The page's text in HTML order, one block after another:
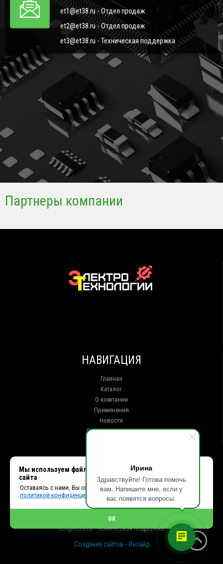
Ирина
Здравствуйте! Готова помочь
вам. Напишите мне, если у
вас появятся вопросы.
et1@et38.ru - Отдел продаж
et2@et38.ru - Отдел продаж
et3@et38.ru - Техническая поддержка
Партнеры компании
НАВИГАЦИЯ
Главная
Каталог
О компании
Применения
Новости
Доставка и оплата
г. Иркутск ул. Клары Цеткин, 16, офис 15
+7 (914) 010-76-83, 8 (3952) 93-27-93 - Отдел продаж
+7 (950) 075-85-99 - Техническая поддержка
info@et38.ru - Общая почта
et2@et38.ru - Отдел продаж
et3@et38.ru - Техническая поддержка
Создание сайтов - Инсайд
Мы используем файлы cookie, чтобы улучшить работу
сайта
Оставаясь с нами, Вы соглашаетесь с использованием cookies и
политикой конфиденциальности.
OK